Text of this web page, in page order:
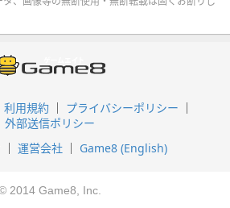
利用規約
プライバシーポリシー
外部送信ポリシー
運営会社 Game8 (English)
2014 Game8, Inc.